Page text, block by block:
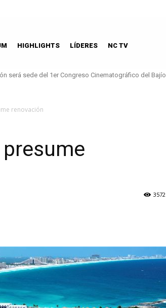
HIGHLIGHTS LÍDERES NC TV
será sede del 1er Congreso Cinematográfico del Bajío
patrocinador oficial de la NFL en México
renovación
3572